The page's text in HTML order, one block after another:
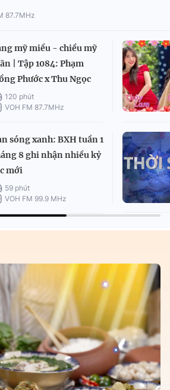
87.7MHz
mỹ miều - chiều mỹ
| Tập 1084: Phạm
Phước x Thu Ngọc
120 phút
VOH FM 87.7MHz
sóng xanh: BXH tuần 1
8 ghi nhận nhiều kỷ
mới
59 phút
VOH FM 99.9 MHz